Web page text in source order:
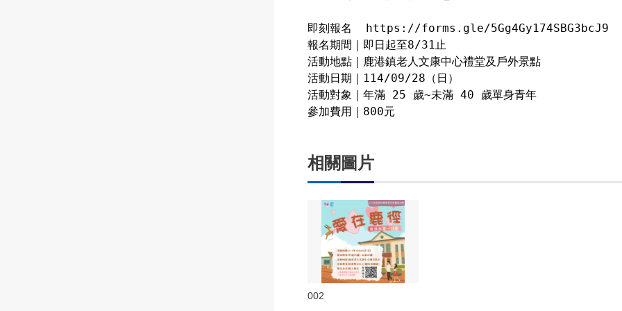
即刻報名  https://forms.gle/5Gg4Gy174SBG3bcJ9
報名期間｜即日起至8/31止
活動地點｜鹿港鎮老人文康中心禮堂及戶外景點
活動日期｜114/09/28（日）
活動對象｜年滿 25 歲~未滿 40 歲單身青年
參加費用｜800元
相關圖片
002